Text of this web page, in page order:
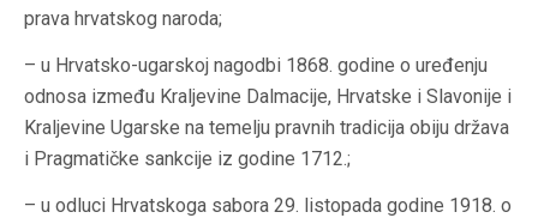
prava hrvatskog naroda;
– u Hrvatsko-ugarskoj nagodbi 1868. godine o uređenju
odnosa između Kraljevine Dalmacije, Hrvatske i Slavonije i
Kraljevine Ugarske na temelju pravnih tradicija obiju država
i Pragmatičke sankcije iz godine 1712.;
– u odluci Hrvatskoga sabora 29. listopada godine 1918. o